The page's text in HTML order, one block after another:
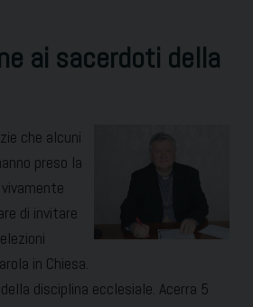
ai sacerdoti della
che alcuni
preso la
di invitare
in Chiesa.
disciplina ecclesiale. Acerra 5